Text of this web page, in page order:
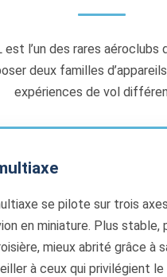
est l’un des rares aéroclubs
deux familles
expériences de vol
se pilote sur trois
en miniature. Plus stable,
mieux abrité grâce à
à ceux qui privilégient